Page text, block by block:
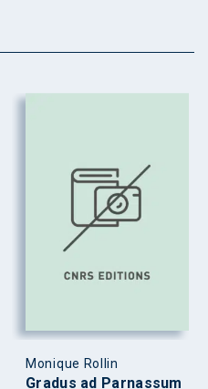
Monique Rollin
Gradus ad Parnassum